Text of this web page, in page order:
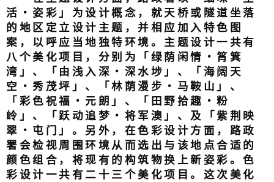
活‧姿彩」为设计概念，就天桥或隧道坐落
的地区定立设计主题，并相应加入特色图
案，以呼应当地独特环境。主题设计一共有
八个美化项目，分别为「绿荫闲情‧筲箕
湾」、「由浅入深‧深水埗」、「海阔天
空‧秀茂坪」、「林荫漫步‧马鞍山」、
「彩色祝福‧元朗」、「田野拾趣‧粉
岭」、「跃动追梦‧将军澳」、及「紫荆映
翠‧屯门」。另外，在色彩设计方面，路政
署会检视周围环境从而选出与该地点合适的
颜色组合，将现有的构筑物换上新姿彩。色
彩设计一共有二十三个美化项目。这次美化